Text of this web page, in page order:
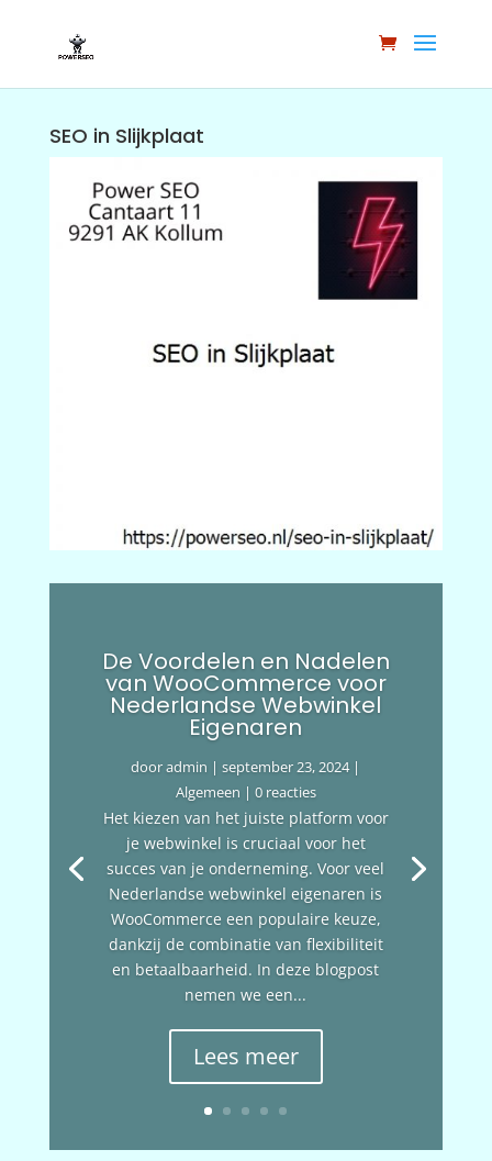
SEO in Slijkplaat
De Voordelen en Nadelen
van WooCommerce voor
Nederlandse Webwinkel
Eigenaren
dooradmin |september 23, 2024|
Algemeen | 0 reacties
Het kiezen van het juiste platform voor
je webwinkel is cruciaal voor het
succes van je onderneming. Voor veel
Nederlandse webwinkel eigenaren is
WooCommerce een populaire keuze,
dankzij de combinatie van flexibiliteit
en betaalbaarheid. In deze blogpost
nemen we een...
Lees meer